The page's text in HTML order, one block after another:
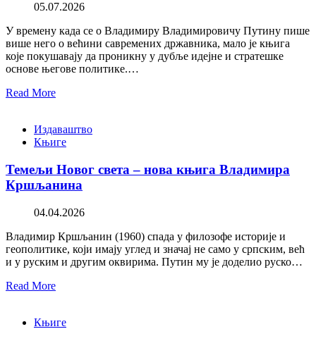
05.07.2026
У времену када се о Владимиру Владимировичу Путину пише
више него о већини савремених државника, мало је књига
које покушавају да проникну у дубље идејне и стратешке
основе његове политике.…
Read More
Издаваштво
Књиге
Темељи Новог света – нова књига Владимира
Кршљанина
04.04.2026
Владимир Кршљанин (1960) спада у филозофе историје и
геополитике, који имају углед и значај не само у српским, већ
и у руским и другим оквирима. Путин му је доделио руско…
Read More
Књиге